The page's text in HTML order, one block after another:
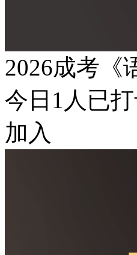
2026成考《
今日 1 人已
加入